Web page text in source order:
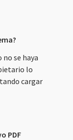
no se haya
lo
cargar
PDF